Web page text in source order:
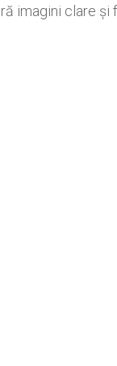
imagini clare și